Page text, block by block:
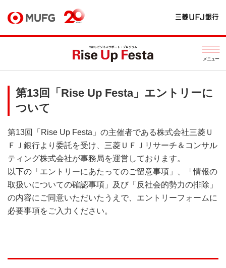
メニュー
第13回「Rise Up Festa」エントリーに
ついて
第13回「Rise Up Festa」の主催者である株式会社三菱Ｕ
ＦＪ銀行より委託を受け、三菱ＵＦＪリサーチ＆コンサル
ティング株式会社が事務局を運営しております。
以下の「エントリーにあたってのご留意事項」、「情報の
取扱いについての確認事項」及び「反社会的勢力の排除」
の内容にご同意いただいたうえで、エントリーフォームに
必要事項をご入力ください。